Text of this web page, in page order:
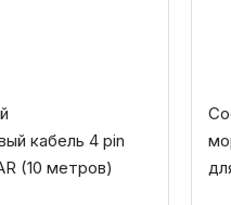
кабель 4 pin
(10 метров)